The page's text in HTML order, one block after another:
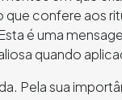
confere aos
é uma
quando
Pela sua